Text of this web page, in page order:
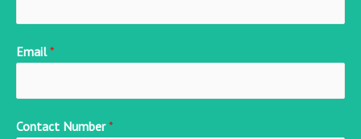
Email*
Contact Number*